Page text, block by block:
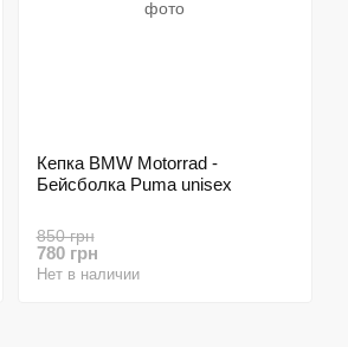
Кепка BMW Motorrad -
Бейсболка Puma unisex
850 грн
780 грн
Нет в наличии